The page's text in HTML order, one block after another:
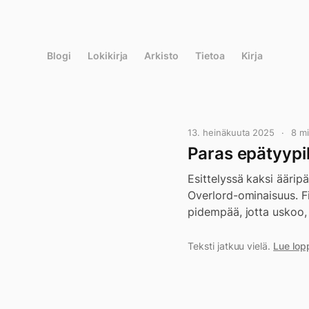
Blogi Lokikirja Arkisto Tietoa Kirja
13. heinäkuuta 2025 8
Paras
Esittelyssä kaksi
Overlord-ominaisuus.
pidempää, jotta
Teksti jatkuu vielä. Lue